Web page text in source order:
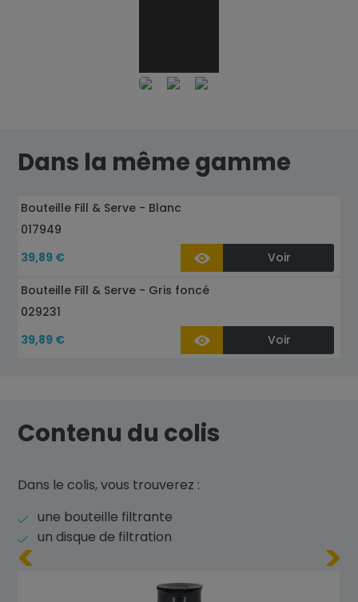
Dans la même gamme
Bouteille Fill & Serve - Blanc
017949
39,89 €
Voir
Bouteille Fill & Serve - Gris foncé
029231
39,89 €
Voir
Contenu du colis
Dans le colis, vous trouverez :
une bouteille filtrante
un disque de filtration